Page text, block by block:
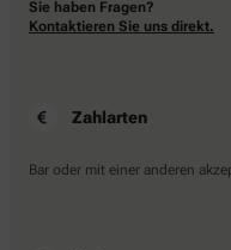
Sie haben Fragen?
Kontaktieren Sie uns direkt.
Zahlarten
Bar oder mit einer anderen